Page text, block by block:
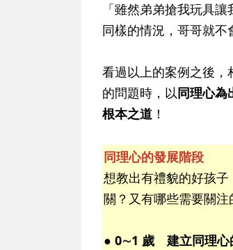
「雖然弟弟搶我玩具
同樣的情況，哥哥就不
看過以上的案例之後
的問題時，以同理心為
根本之道 ！
同理心的發展階段
想教出有禮貌的好孩
關？又有哪些需要關注
● 0∼1 歲 建立同理心